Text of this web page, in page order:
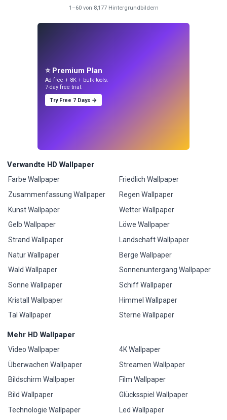
1–60 von 8,177 Hintergrundbildern
⭐ Premium Plan
Ad-free + 8K + bulk tools.
7-day free trial.
Try Free 7 Days →
Verwandte HD Wallpaper
Farbe Wallpaper
Zusammenfassung Wallpaper
Kunst Wallpaper
Gelb Wallpaper
Strand Wallpaper
Natur Wallpaper
Wald Wallpaper
Sonne Wallpaper
Kristall Wallpaper
Tal Wallpaper
Friedlich Wallpaper
Regen Wallpaper
Wetter Wallpaper
Löwe Wallpaper
Landschaft Wallpaper
Berge Wallpaper
Sonnenuntergang Wallpaper
Schiff Wallpaper
Himmel Wallpaper
Sterne Wallpaper
Mehr HD Wallpaper
Video Wallpaper
Überwachen Wallpaper
Bildschirm Wallpaper
Bild Wallpaper
Technologie Wallpaper
4K Wallpaper
Streamen Wallpaper
Film Wallpaper
Glücksspiel Wallpaper
Led Wallpaper